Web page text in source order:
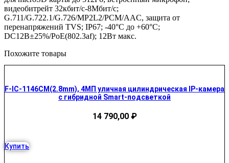
видеобитрейт 32кбит/с-8Мбит/с;
G.711/G.722.1/G.726/MP2L2/PCM/AAC, защита от
перенапряжений TVS; IP67; -40°C до +60°C;
DC12В±25%/PoE(802.3af); 12Вт макс.
Похожите товары
F-IC-1146CM(2.8mm), 4МП уличная цилиндрическая IP-камера
с гибридной Smart-подсветкой
14 790,00 ₽
Купить